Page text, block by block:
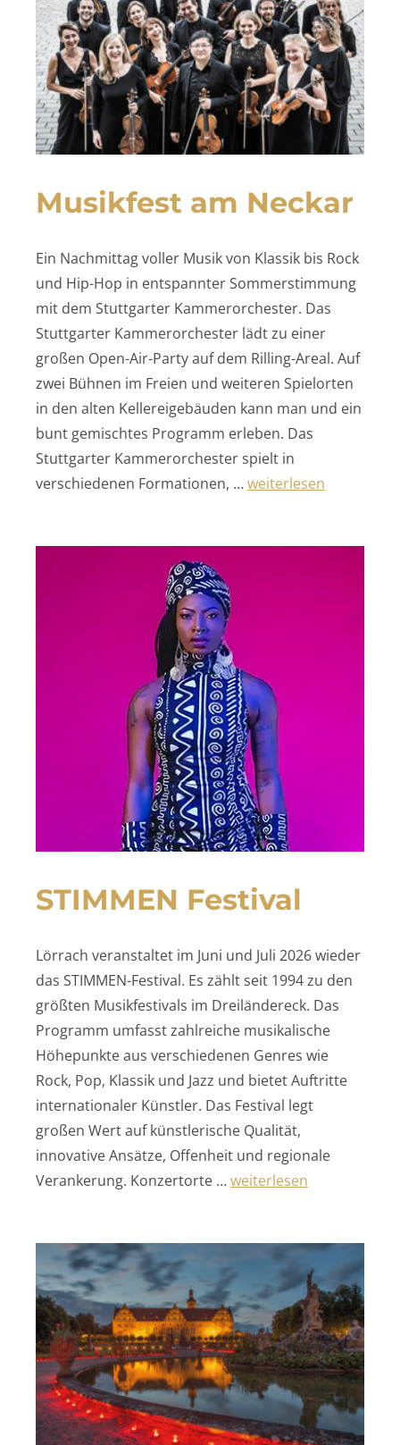
Musikfest am Neckar
Ein Nachmittag voller Musik von Klassik bis Rock
und Hip-Hop in entspannter Sommerstimmung
mit dem Stuttgarter Kammerorchester. Das
Stuttgarter Kammerorchester lädt zu einer
großen Open-Air-Party auf dem Rilling-Areal. Auf
zwei Bühnen im Freien und weiteren Spielorten
in den alten Kellereigebäuden kann man und ein
bunt gemischtes Programm erleben. Das
Stuttgarter Kammerorchester spielt in
verschiedenen Formationen, …„Musikfest am Neckar“
weiterlesen
STIMMEN Festival
Lörrach veranstaltet im Juni und Juli 2026 wieder
das STIMMEN-Festival. Es zählt seit 1994 zu den
größten Musikfestivals im Dreiländereck. Das
Programm umfasst zahlreiche musikalische
Höhepunkte aus verschiedenen Genres wie
Rock, Pop, Klassik und Jazz und bietet Auftritte
internationaler Künstler. Das Festival legt
großen Wert auf künstlerische Qualität,
innovative Ansätze, Offenheit und regionale
Verankerung. Konzertorte …„STIMMEN Festival“
weiterlesen